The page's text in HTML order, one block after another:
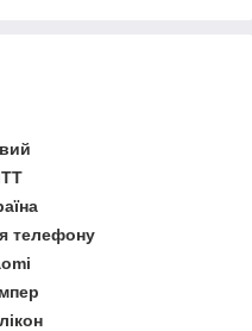
телефону